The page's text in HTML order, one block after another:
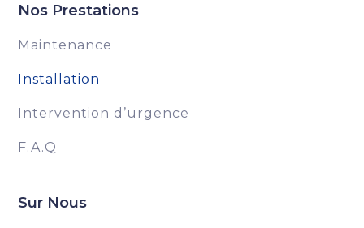
Nos Prestations
Maintenance
Installation
Intervention d’urgence
F.A.Q
Sur Nous